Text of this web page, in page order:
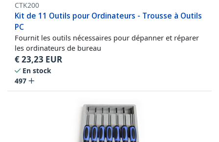
CTK200
Kit de 11 Outils pour Ordinateurs - Trousse à Outils
PC
Fournit les outils nécessaires pour dépanner et réparer
les ordinateurs de bureau
€23,23 EUR
En stock
497